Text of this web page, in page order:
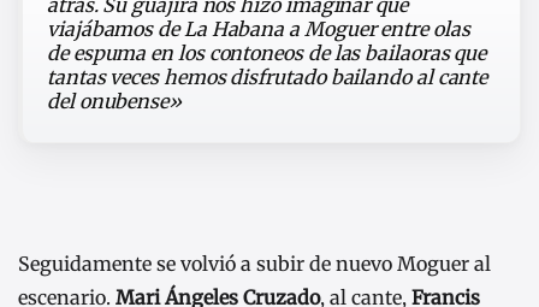
atrás. Su guajira nos hizo imaginar que
viajábamos de La Habana a Moguer entre olas
de espuma en los contoneos de las bailaoras que
tantas veces hemos disfrutado bailando al cante
del onubense»
Seguidamente se volvió a subir de nuevo Moguer al
escenario. Mari Ángeles Cruzado, al cante, Francis